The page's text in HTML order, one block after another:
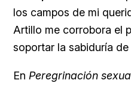
los campos de mi
Artillo me corrobora el
soportar la sabiduría
En Peregrinación